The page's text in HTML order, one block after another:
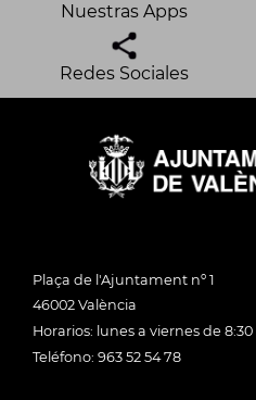
Nuestras Apps
Redes Sociales
Plaça de l'Ajuntament nº 1
46002 València
Horarios: lunes a viernes de 8:30
Teléfono: 963 52 54 78